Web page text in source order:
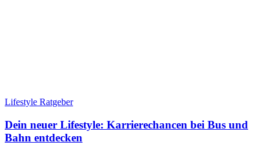
Lifestyle Ratgeber
Dein neuer Lifestyle: Karrierechancen bei Bus und
Bahn entdecken